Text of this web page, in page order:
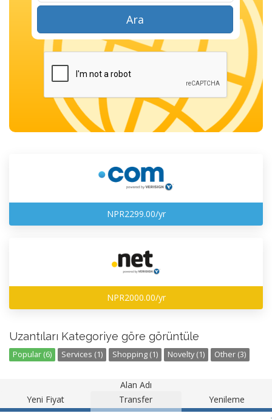
Ara
NPR2299.00/yr
NPR2000.00/yr
Uzantıları Kategoriye göre görüntüle
Popular (6) Services (1) Shopping (1) Novelty (1) Other (3)
Alan Adı
Yeni Fiyat
Transfer Yenileme